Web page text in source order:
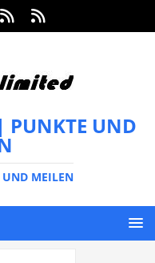
PUNKTE UND
UND MEILEN